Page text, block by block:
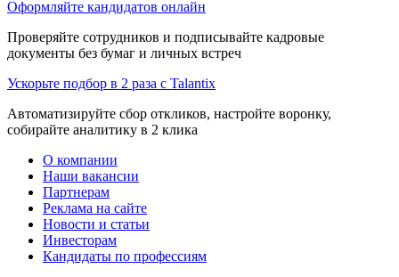
Оформляйте кандидатов онлайн
Проверяйте сотрудников и подписывайте кадровые
документы без бумаг и личных встреч
Ускорьте подбор в 2 раза с Talantix
Автоматизируйте сбор откликов, настройте воронку,
собирайте аналитику в 2 клика
О компании
Наши вакансии
Партнерам
Реклама на сайте
Новости и статьи
Инвесторам
Кандидаты по профессиям